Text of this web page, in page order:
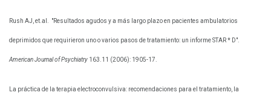
Rush AJ, et.al. "Resultados agudos y a más largo plazo en pacientes ambulatorios
deprimidos que requirieron uno o varios pasos de tratamiento: un informe STAR * D".
American Journal of Psychiatry 163.11 (2006): 1905-17.
La práctica de la terapia electroconvulsiva: recomendaciones para el tratamiento, la